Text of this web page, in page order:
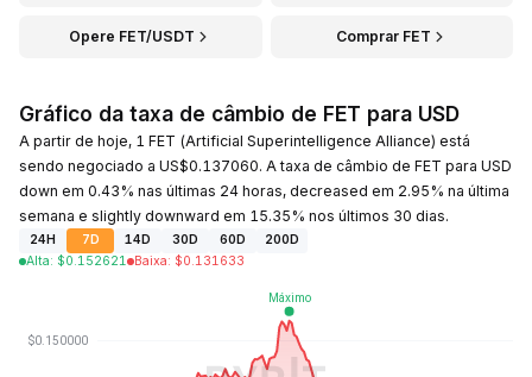
Opere FET/USDT Comprar FET
Gráfico da taxa de câmbio de FET para USD
A partir de hoje, 1 FET (Artificial Superintelligence Alliance) está
sendo negociado a US$0.137060. A taxa de câmbio de FET para USD
down em 0.43% nas últimas 24 horas, decreased em 2.95% na última
semana e slightly downward em 15.35% nos últimos 30 dias.
24H 7D 14D 30D 60D
200D
Alta: $0.152621 Baixa: $0.131633